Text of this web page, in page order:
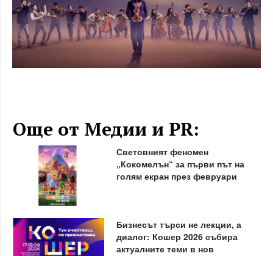
Още от Медии и PR:
Световният феномен
„Кокомелън“ за първи път на
голям екран през февруари
Бизнесът търси не лекции, а
диалог: Кошер 2026 събира
актуалните теми в нов